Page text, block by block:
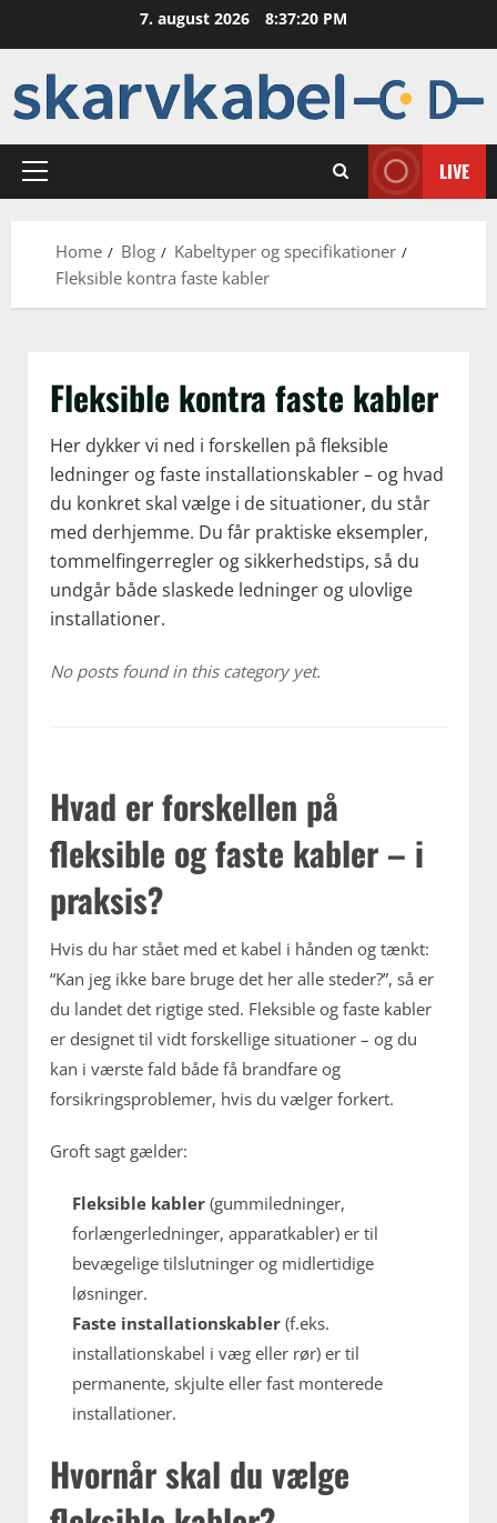
7. august 2026 8:37:20 PM
Primary
LIVE
Home Blog
Kabeltyper og specifikationer
Fleksible kontra faste kabler
Fleksible kontra faste kabler
Her dykker vi ned i forskellen på fleksible
ledninger og faste installationskabler – og hvad
du konkret skal vælge i de situationer, du står
med derhjemme. Du får praktiske eksempler,
tommelfingerregler og sikkerhedstips, så du
undgår både slaskede ledninger og ulovlige
installationer.
No posts found in this category yet.
Hvad er forskellen på
fleksible og faste kabler – i
praksis?
Hvis du har stået med et kabel i hånden og tænkt:
“Kan jeg ikke bare bruge det her alle steder?”, så er
du landet det rigtige sted. Fleksible og faste kabler
er designet til vidt forskellige situationer – og du
kan i værste fald både få brandfare og
forsikringsproblemer, hvis du vælger forkert.
Groft sagt gælder:
Fleksible kabler (gummiledninger,
forlængerledninger, apparatkabler) er til
bevægelige tilslutninger og midlertidige
løsninger.
Faste installationskabler (f.eks.
installationskabel i væg eller rør) er til
permanente, skjulte eller fast monterede
installationer.
Hvornår skal du vælge